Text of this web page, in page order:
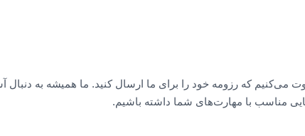
می‌کنیم که رزومه خود را برای ما ارسال کنید. ما همیشه به دنبال
مناسب با مهارت‌های شما داشته باشیم.